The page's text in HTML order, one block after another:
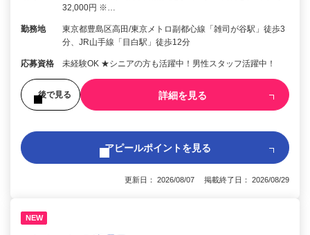
32,000円 ※…
勤務地
東京都豊島区高田/東京メトロ副都心線「雑司が谷駅」徒歩3
分、JR山手線「目白駅」徒歩12分
応募資格 未経験OK ★シニアの方も活躍中！男性スタッフ活躍中！
後で見る 詳細を見る
アピールポイントを見る
更新日： 2026/08/07 掲載終了日： 2026/08/29
NEW